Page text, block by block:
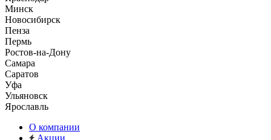
Минск
Новосибирск
Пенза
Пермь
Ростов-на-Дону
Самара
Саратов
Уфа
Ульяновск
Ярославль
О компании
Акции